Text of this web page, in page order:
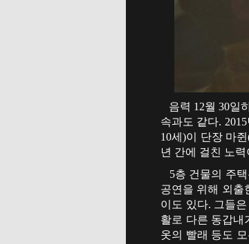
음력 12월 30일
속과도 같다.
10세)이 단장 마
년 간에 걸친 노
5층 건물의 주택
공연을 위해 외출
이도 있다. 그들
활로 다른 동갑내
옷의 빨래 등도